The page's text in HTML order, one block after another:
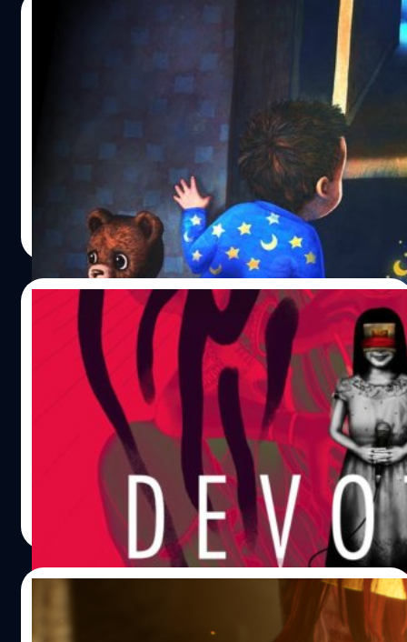
หนุ่มที่เพิ่งย้ายเข้ามาอยู่ในหมู่บ้าน ฮินามิซาวะ โซโนะซากิ ชิอง
- น้องสาวฝาแฝดของมิอง โซโนะซากิ มิอง - พี่สาวของ ชิอง
เป็นว่าที่หัวหน้าใหญ่ของตระกูล โซโนะซากิ ริวงู เรนะ - สาว
น้อยน่ารัก ที่ชื่อชอบการล่าสมบัติในกองขยะ โฮโจ ซาโตโกะ -
หญิงสาวสุดห้าว เจ้าแห่งการวางกับดักประจำกลุ่ม ฟุรุเดะ ริกะ
- มิโกะประจำหมู่บ้านฮินามิซาวะ เปรียบเสมือนท่านโอยาชิโระที่
กลับชาติมาเกิด เนื้อเรื่องย่อ เรื่องทั้งหมดเกิดขึ้นในหมู่บ้านที่
ค่อนข้างจะชนบทห่างไกลผู้คนอย่าง ฮินามิซาวะ ฉากหน้าอาจ
จะดูเหมือนเป็นหมู่บ้านธรรมดาไม่ได้มีอะไร แต่ทว่ากลับมีฉาก
หลังที่ค่อนข้างจะน่าสยดสยองเพราะในทุกปีจะมีงานเทศกาล
นึงที่ทุกคนเรียกว่า เทศกาลลอยฝ้าย (ถ้าในหนังสือจะเรียกว่า
ลอยนุ่น) ที่ทุกคนในหมู่บ้านจะเอาฝ้ายไปลอยตามน้ำ…
Among the Sleep: Enhanced Edition
เตรียมลง Nintendo Switch ภายในปีนี้
ค่ายเกม Soedesco และ Krillbite Studio ทีมพัฒนาได้
ประกาศเตรียมวางจำหน่ายเกม Among the Sleep:
Enhanced Edition เวอร์ชั่น Nintendo Switch ภายในปี 2019
โดยตัวเกมได้รับการปรับปรุงด้านกราฟิก, บทสนทนาและ
ประสิทธิภาพโดยรวมให้ดียิ่งขึ้น
https://youtu.be/lme4QJn7ytY สำหรับ Among the
Sleep: Enhanced Edition เป็นเกมแนวผจญภัย สยองขวัญ
มุมมองบุคคลที่หนึ่ง โดยผู้เล่นจะได้รับบทเป็นเด็กน้อยอายุ 2
ขวบที่เพิ่งสูญเสียคุณแม่ไป และต้องออกตามหาตุ๊กตาหมีที่
เป็นเสมือนเพื่อนคู่ใจของเขา ซึ่งผู้เล่นจะได้พบกับฝันร้ายอันน่า
กลัวโดยผ่านมุมมองของเด็กขี้กลัวคนนี้ อ้างอิง
ศุภกร ประเสริฐศิลป์| 2754 days ago
Read More
14/01/2019
เกมสุดหลอน Devotion เตรียมวางจำหน่ายบน
Steam 13 ก.พ.นี้
หลังจากที่เกมสุดหลอน Devotion เปิดตัวไปตั้งแต่เดือน
กรกฎาคม 2018 ล่าสุด Red Candle Games ทีมพัฒนาได้
ประกาศเตรียมวางจำหน่ายเกม Devotion ในรูปแบบดิจิทัลบน
ร้านค้า Steam ในวันที่ 13 กุมภาพันธ์นี้ พร้อมทั้งปล่อยตัวอย่าง
ใหม่ออกมาให้ชมกัน https://youtu.be/ZTGHXH1wlRs
สำหรับ Devotion เป็นเกมแนวสยองขวัญ มุมมองบุคคลที่หนึ่ง
โดยจะเล่าถึงครอบครัวที่อบอุ่นครอบครัวหนึ่งที่อาศัยอยู่ในอ
พาร์ทเม้นท์เก่าๆ จนกระทั่งอยู่มาวันหนึ่ง สถานที่แห่งนี้ได้
กลายเป็นฝันร้ายสุดสยองที่เหมือนอยู่ในนรก ผู้เล่นจะได้
สำรวจ ไขปริศนา และค้นพบเรื่องราวอันน่าขนหัวลุกที่เกิดขึ้น
ในอพาร์ทเม้นท์แห่งนี้ อ้างอิง
ศุภกร ประเสริฐศิลป์ | 2762 days ago
ลงนรกกันต่อ! Succubus เนื้อเรื่องแยกจาก